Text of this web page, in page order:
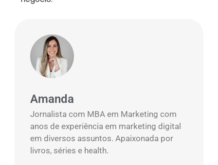
Amanda
Jornalista com MBA em Marketing com
anos de experiência em marketing digital
em diversos assuntos. Apaixonada por
livros, séries e health.